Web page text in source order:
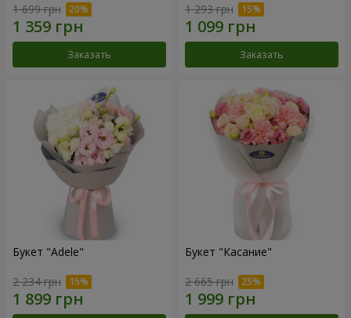
1 699 грн
Заказать
1 293 грн
Заказать
Букет "Adele"
2 234 грн
Букет "Касание"
2 665 грн